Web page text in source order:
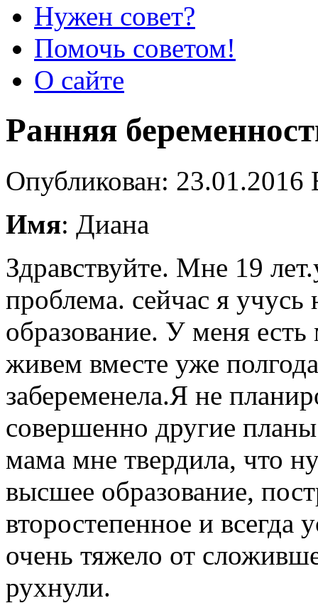
Нужен совет?
Помочь советом!
О сайте
Ранняя
Опубликован:
Имя: Диана
Здравствуйте. Мне 19
проблема. сейчас я
образование. У меня
живем вместе уже
забеременела.Я не
совершенно другие
мама мне твердила, что
высшее образование,
второстепенное и всегда
очень тяжело от
рухнули.